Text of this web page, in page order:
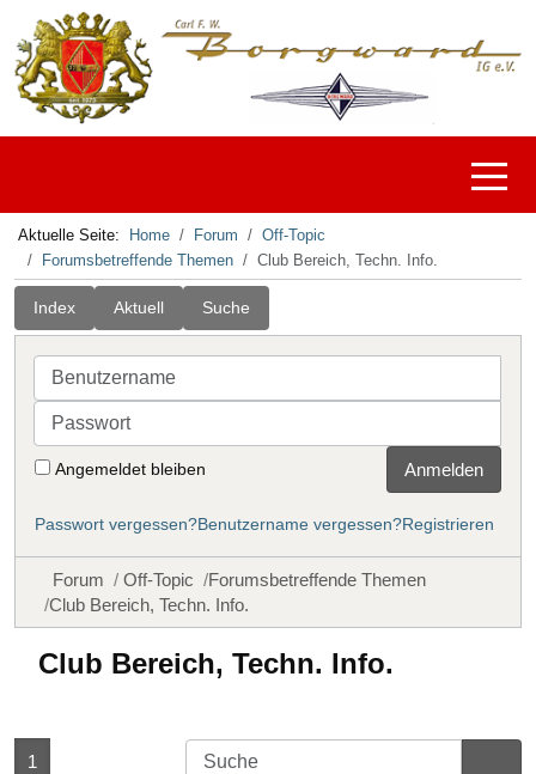
Off-
Aktuelle Seite: Home Forum
Off-Topic
Forumsbetreffende Themen
Club Bereich, Techn. Info.
Index Aktuell Suche
Benutzername
Passwort
Angemeldet bleiben Anmelden
Passwort vergessen?Benutzername vergessen?Registrieren
Forum Off-Topic
Forumsbetreffende Themen
Club Bereich, Techn. Info.
Club Bereich, Techn. Info.
1